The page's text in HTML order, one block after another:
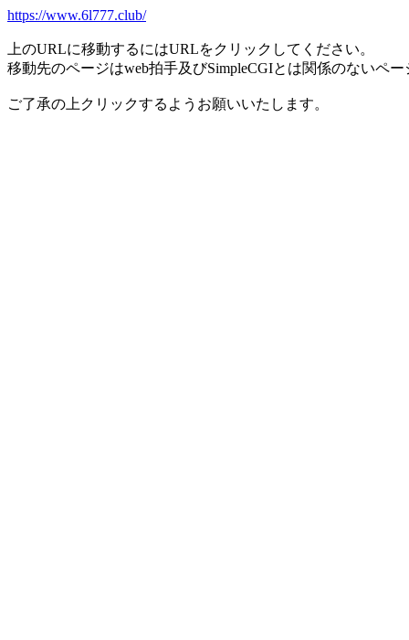
https://www.6l777.club/
上のURLに移動するにはURLをクリックしてください。
移動先のページはweb拍手及びSimpleCGIとは関係のないペ
ご了承の上クリックするようお願いいたします。